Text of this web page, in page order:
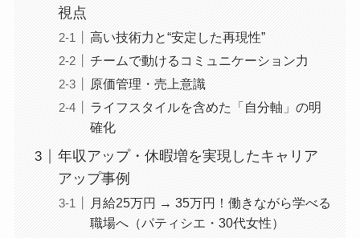
視点
高い技術力と“安定した再現性”
チームで動けるコミュニケーション力
原価管理・売上意識
ライフスタイルを含めた「自分軸」の明
確化
年収アップ・休暇増を実現したキャリア
アップ事例
月給25万円 → 35万円！働きながら学べる
職場へ（パティシエ・30代女性）